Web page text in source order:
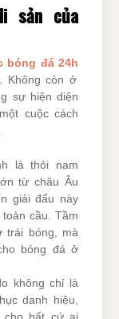
sản của
bóng đá 24h
Không còn ở
sự hiện diện
cuộc cách
là thỏi nam
từ châu Âu
giải đấu này
cầu. Tầm
trái bóng, mà
bóng đá ở
không chỉ là
danh hiệu,